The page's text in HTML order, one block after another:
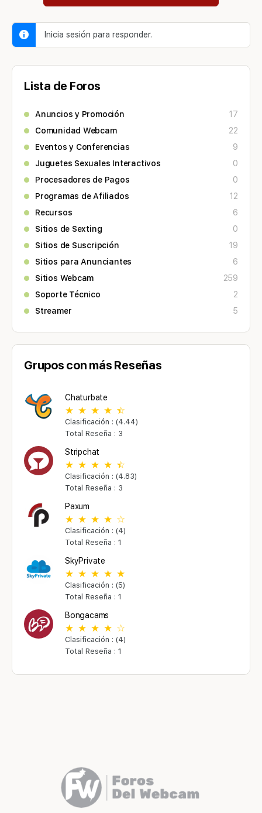
Inicia sesión para responder.
Lista de Foros
Anuncios y Promoción
17
Comunidad Webcam
22
Eventos y Conferencias
9
Juguetes Sexuales Interactivos
0
Procesadores de Pagos
0
Programas de Afiliados
12
Recursos
6
Sitios de Sexting
0
Sitios de Suscripción
19
Sitios para Anunciantes
6
Sitios Webcam
259
Soporte Técnico
2
Streamer
5
Grupos con más Reseñas
Chaturbate
Clasificación : (4.44)
Total Reseña : 3
Stripchat
Clasificación : (4.83)
Total Reseña : 3
Paxum
Clasificación : (4)
Total Reseña : 1
SkyPrivate
Clasificación : (5)
Total Reseña : 1
Bongacams
Clasificación : (4)
Total Reseña : 1